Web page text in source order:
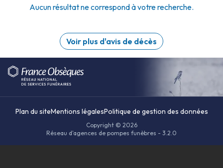
Aucun résultat ne correspond à votre recherche.
Voir plus d'avis de décès
Plan du siteMentions légalesPolitique de gestion des données
Copyright © 2026
Réseau d'agences de pompes funèbres - 3.2.0